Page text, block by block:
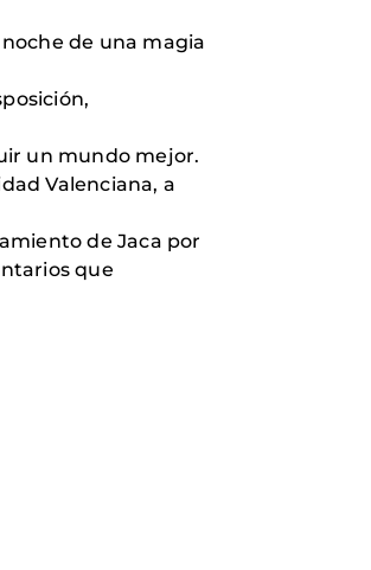
de una magia
un mundo mejor.
Valenciana, a
de Jaca por
que